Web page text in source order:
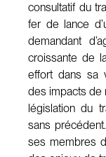
consultatif du
fer de lance
demandant
croissante de
effort dans sa
des impacts de
législation du
sans
ses membres